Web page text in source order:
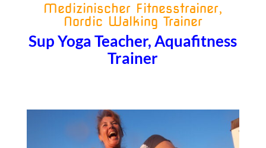
Medizinischer Fitnesstrainer,
Nordic Walking Trainer
​Sup Yoga Teacher, Aquafitness
Trainer